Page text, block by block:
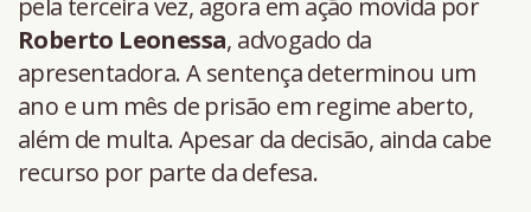
pela terceira vez, agora em ação movida por
Roberto Leonessa, advogado da
apresentadora. A sentença determinou um
ano e um mês de prisão em regime aberto,
além de multa. Apesar da decisão, ainda cabe
recurso por parte da defesa.